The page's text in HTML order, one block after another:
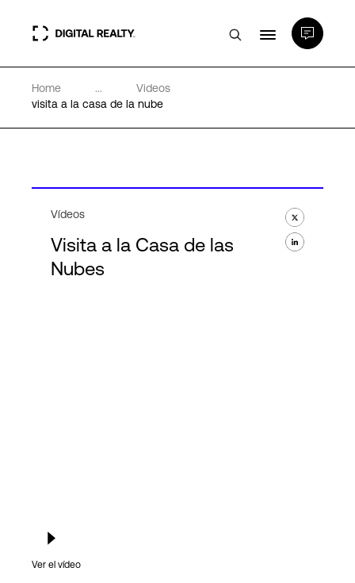
Centros de Datos
Experiencia y recursos
Home ...
Videos
visita a la casa de la nube
Vídeos
Visita a la Casa de las
Nubes
Ver el vídeo